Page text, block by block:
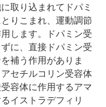
取り込まれてドパミ
りこまれ、運動調節
します。ドパミン受
に、直接ドパミン受
補う作用がありま
セチルコリン受容体
容体に作用するアマ
イストラデフィリ